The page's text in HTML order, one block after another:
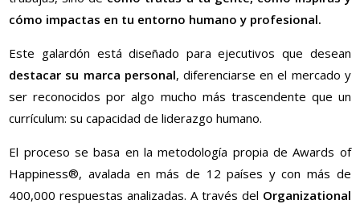
cómo impactas en tu entorno humano y profesional.
Este galardón está diseñado para ejecutivos que desean
destacar su marca personal, diferenciarse en el mercado y
ser reconocidos por algo mucho más trascendente que un
currículum: su capacidad de liderazgo humano.
El proceso se basa en la metodología propia de Awards of
Happiness®, avalada en más de 12 países y con más de
400,000 respuestas analizadas. A través del Organizational